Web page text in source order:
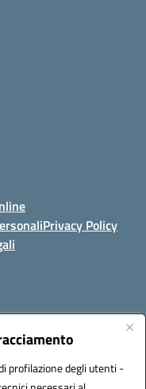
profilazione degli utenti -
Privacy Policy
- Palermo